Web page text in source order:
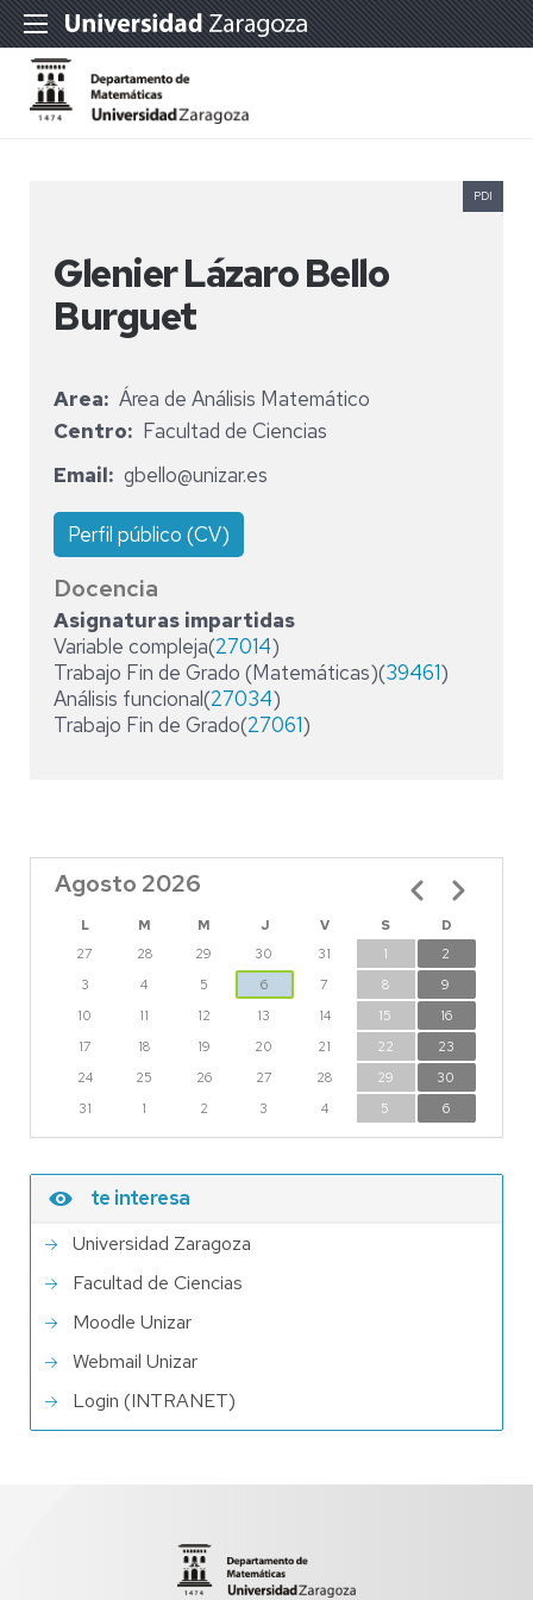
Glenier Lázaro Bello
Burguet
PDI
Area
Área de Análisis Matemático
Centro
Facultad de Ciencias
Email
gbello@unizar.es
Perfil público (CV)
Docencia
Asignaturas impartidas
Variable compleja(27014)
Trabajo Fin de Grado (Matemáticas)(39461)
Análisis funcional(27034)
Trabajo Fin de Grado(27061)
Agosto 2026
L M M J V S
D
27
28 29 30 31 1
2
3
4 5 6 7 8
9
10
11 12 13 14 15
16
17
18 19 20 21 22
23
24
25 26 27 28 29
30
31
1 2 3 4 5 6
Paginación
te interesa
Universidad Zaragoza
Facultad de Ciencias
Moodle Unizar
Webmail Unizar
Login (INTRANET)